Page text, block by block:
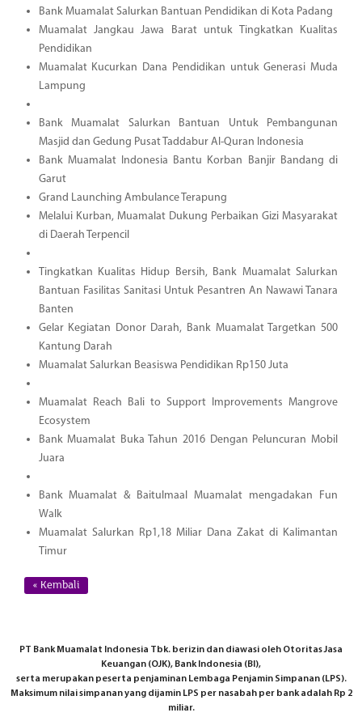
Bank Muamalat Salurkan Bantuan Pendidikan di Kota Padang
Muamalat Jangkau Jawa Barat untuk Tingkatkan Kualitas
Pendidikan
Muamalat Kucurkan Dana Pendidikan untuk Generasi Muda
Lampung
Bank Muamalat Salurkan Bantuan Untuk Pembangunan
Masjid dan Gedung Pusat Taddabur Al-Quran Indonesia
Bank Muamalat Indonesia Bantu Korban Banjir Bandang di
Garut
Grand Launching Ambulance Terapung
Melalui Kurban, Muamalat Dukung Perbaikan Gizi Masyarakat
di Daerah Terpencil
Tingkatkan Kualitas Hidup Bersih, Bank Muamalat Salurkan
Bantuan Fasilitas Sanitasi Untuk Pesantren An Nawawi Tanara
Banten
Gelar Kegiatan Donor Darah, Bank Muamalat Targetkan 500
Kantung Darah
Muamalat Salurkan Beasiswa Pendidikan Rp150 Juta
Muamalat Reach Bali to Support Improvements Mangrove
Ecosystem
Bank Muamalat Buka Tahun 2016 Dengan Peluncuran Mobil
Juara
Bank Muamalat & Baitulmaal Muamalat mengadakan Fun
Walk
Muamalat Salurkan Rp1,18 Miliar Dana Zakat di Kalimantan
Timur
« Kembali
PT Bank Muamalat Indonesia Tbk. berizin dan diawasi oleh Otoritas Jasa
Keuangan (OJK), Bank Indonesia (BI),
serta merupakan peserta penjaminan Lembaga Penjamin Simpanan (LPS).
Maksimum nilai simpanan yang dijamin LPS per nasabah per bank adalah Rp 2
miliar.